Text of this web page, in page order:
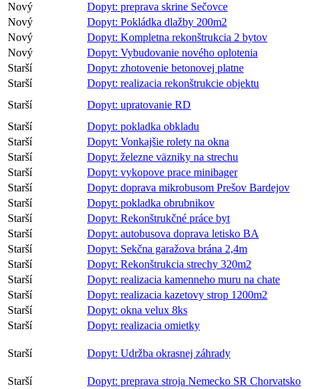
Nový
Dopyt: preprava skrine Sečovce
Nový
Dopyt: Pokládka dlažby 200m2
Nový
Dopyt: Kompletna rekonštrukcia 2 bytov
Nový
Dopyt: Vybudovanie nového oplotenia
Starší
Dopyt: zhotovenie betonovej platne
Starší
Dopyt: realizacia rekonštrukcie objektu
Starší
Dopyt: upratovanie RD
Starší
Dopyt: pokladka obkladu
Starší
Dopyt: Vonkajšie rolety na okna
Starší
Dopyt: železne väzniky na strechu
Starší
Dopyt: vykopove prace minibager
Starší
Dopyt: doprava mikrobusom Prešov Bardejov
Starší
Dopyt: pokladka obrubnikov
Starší
Dopyt: Rekonštrukčné práce byt
Starší
Dopyt: autobusova doprava letisko BA
Starší
Dopyt: Sekčna garažova brána 2,4m
Starší
Dopyt: Rekonštrukcia strechy 320m2
Starší
Dopyt: realizacia kamenneho muru na chate
Starší
Dopyt: realizacia kazetovy strop 1200m2
Starší
Dopyt: okna velux 8ks
Starší
Dopyt: realizacia omietky
Starší Dopyt: Udržba okrasnej záhrady
Starší Dopyt: preprava stroja Nemecko SR Chorvatsko